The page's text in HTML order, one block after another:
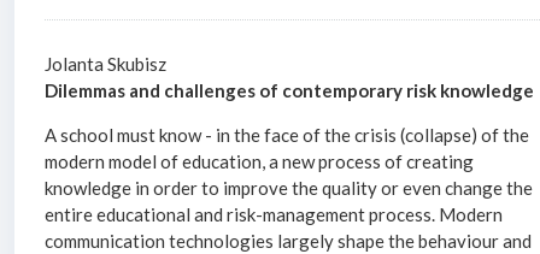
Jolanta Skubisz
Dilemmas and challenges of contemporary risk knowledge
A school must know - in the face of the crisis (collapse) of the
modern model of education, a new process of creating
knowledge in order to improve the quality or even change the
entire educational and risk-management process. Modern
communication technologies largely shape the behaviour and